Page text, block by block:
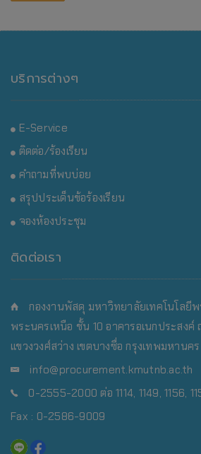
บริการต่างๆ
E-Service
ติดต่อ/ร้องเรียน
คำถามที่พบบ่อย
สรุปประเด็นข้อร้องเรียน
จองห้องประชุม
ติดต่อเรา
กองงานพัสดุ มหาวิทยาลัยเทคโนโลยีพ
พระนครเหนือ ชั้น 10 อาคารอเนกประสง
แขวงวงศ์สว่าง เขตบางซื่อ กรุงเทพมหานค
info@procurement.kmutnb.ac.th
0-2555-2000 ต่อ 1114, 1149, 1156,
Fax : 0-2586-9009